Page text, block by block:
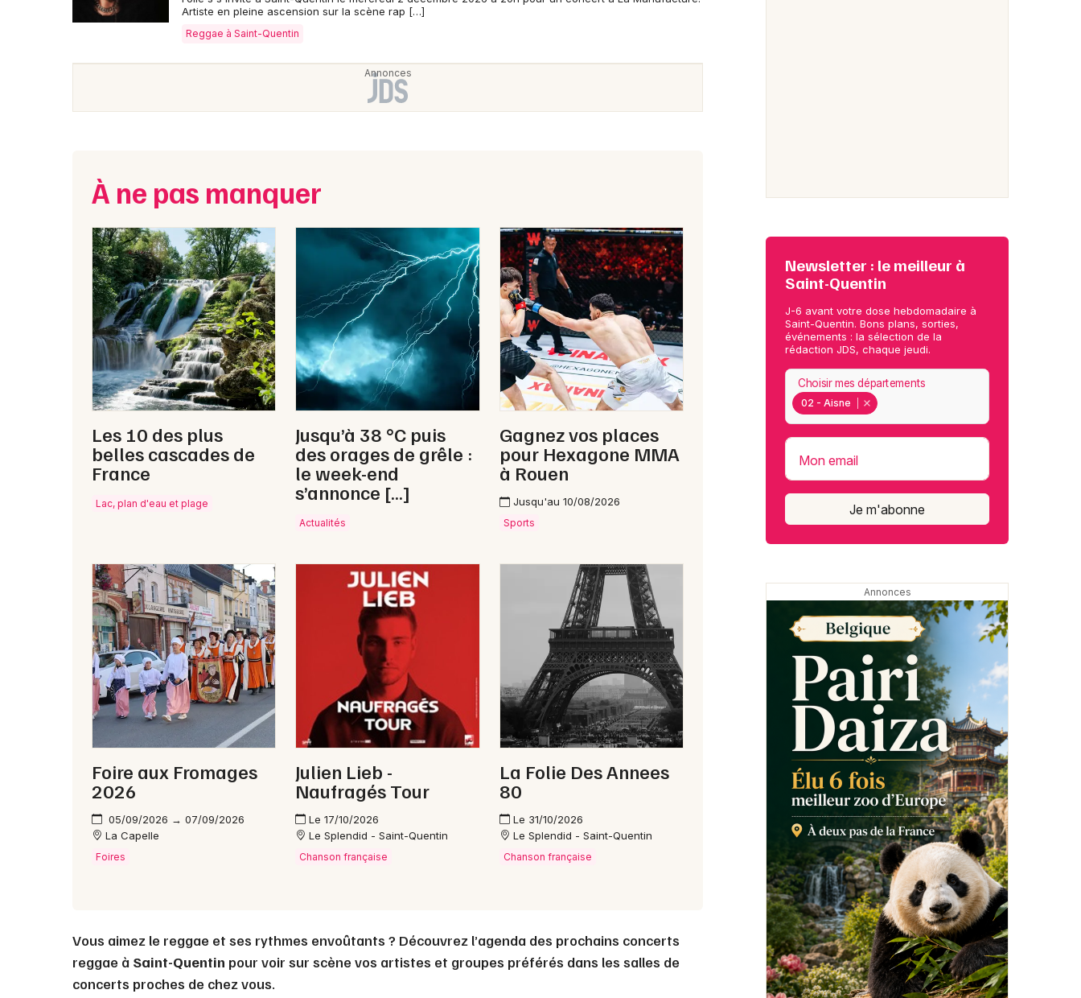
02 - Aisne
Choisir mes départements
Je m'abonne
Artiste en pleine ascension sur la scène rap […]
Reggae à Saint-Quentin
À ne pas manquer
Les 10 des plus
belles cascades de
France
Lac, plan d'eau et plage
Jusqu’à 38 °C puis
des orages de grêle :
le week-end
s’annonce […]
Actualités
Gagnez vos places
pour Hexagone MMA
à Rouen
Jusqu'au 10/08/2026
Sports
Foire aux Fromages
2026
05/09/2026 → 07/09/2026
La Capelle
Foires
Julien Lieb -
Naufragés Tour
Le 17/10/2026
Le Splendid - Saint-Quentin
Chanson française
La Folie Des Annees
80
Le 31/10/2026
Le Splendid - Saint-Quentin
Chanson française
Vous aimez le reggae et ses rythmes envoûtants ? Découvrez l’agenda des prochains concerts
reggae à Saint-Quentin pour voir sur scène vos artistes et groupes préférés dans les salles de
concerts proches de chez vous.
Newsletter : le meilleur à
Saint-Quentin
J-6 avant votre dose hebdomadaire à
Saint-Quentin. Bons plans, sorties,
événements : la sélection de la
rédaction JDS, chaque jeudi.
02 - Aisne
Choisir mes départements
Mon email
Je m'abonne